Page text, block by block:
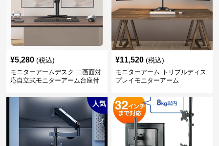
¥5,280 (税込)
モニターアームデスク 二画面対
応自立式モニターアーム台座付
¥11,520 (税込)
モニターアーム トリプルディス
プレイモニターアーム
人気